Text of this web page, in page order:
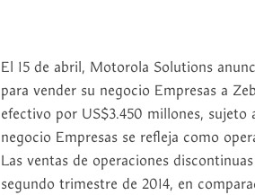
El 15 de abril, Motorola Solutions
para vender su negocio Empresas a
efectivo por US$3.450 millones,
negocio Empresas se refleja como
Las ventas de operaciones
segundo trimestre de 2014, en